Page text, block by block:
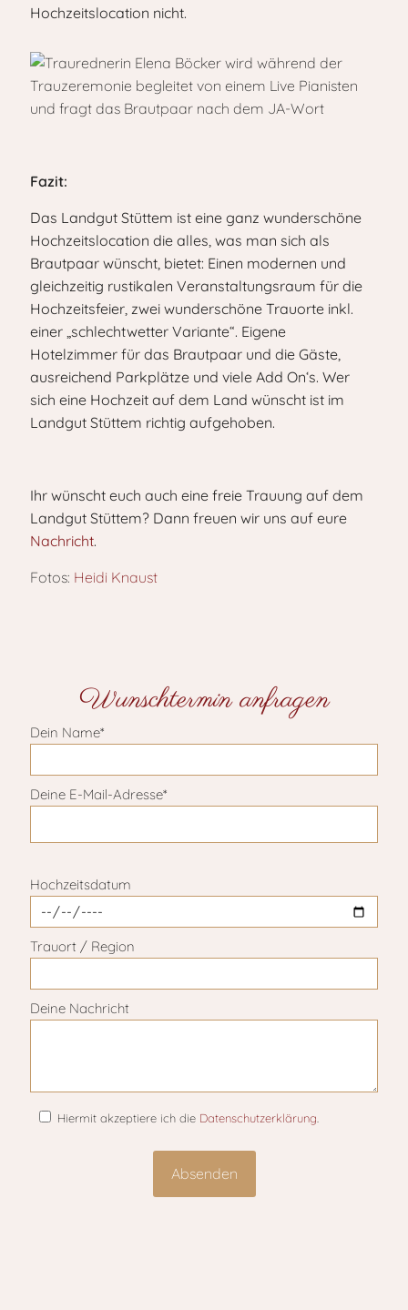
Hochzeitslocation nicht.
Fazit:
Das Landgut Stüttem ist eine ganz wunderschöne
Hochzeitslocation die alles, was man sich als
Brautpaar wünscht, bietet: Einen modernen und
gleichzeitig rustikalen Veranstaltungsraum für die
Hochzeitsfeier, zwei wunderschöne Trauorte inkl.
einer „schlechtwetter Variante“. Eigene
Hotelzimmer für das Brautpaar und die Gäste,
ausreichend Parkplätze und viele Add On‘s. Wer
sich eine Hochzeit auf dem Land wünscht ist im
Landgut Stüttem richtig aufgehoben.
Ihr wünscht euch auch eine freie Trauung auf dem
Landgut Stüttem? Dann freuen wir uns auf eure
Nachricht.
Fotos: Heidi Knaust
Wunschtermin anfragen
Dein Name*
Deine E-Mail-Adresse*
Hochzeitsdatum
Trauort / Region
Deine Nachricht
Hiermit akzeptiere ich die Datenschutzerklärung